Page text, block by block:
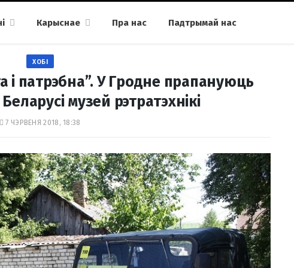
Карыснае Пра нас Падтрымай нас
ХОБІ
і патрэбна”. У Гродне прапануюць
музей рэтратэхнікі
7 ЧЭРВЕНЯ 2018, 18:38